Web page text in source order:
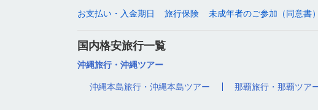
お支払い・入金期日 旅行保険 未成年者のご参加（同意書）
国内格安旅行一覧
沖縄旅行・沖縄ツアー
沖縄本島旅行・沖縄本島ツアー 那覇旅行・那覇ツア